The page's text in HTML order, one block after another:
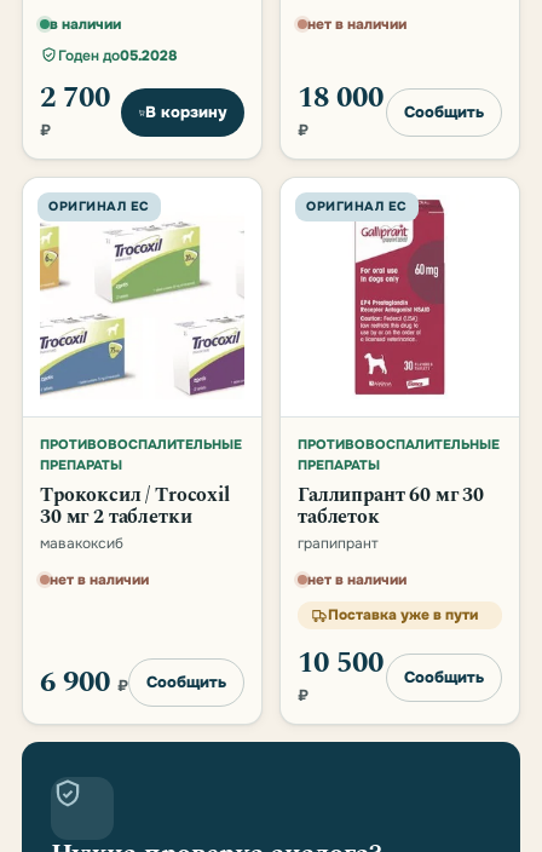
в наличии
Годен до05.2028
2 700
₽
В корзину
нет в наличии
18 000
₽
Сообщить
ОРИГИНАЛ ЕС
ПРОТИВОВОСПАЛИТЕЛЬНЫЕ
ПРЕПАРАТЫ
Трококсил / Trocoxil
30 мг 2 таблетки
мавакоксиб
нет в наличии
6 900 ₽ Сообщить
ОРИГИНАЛ ЕС
ПРОТИВОВОСПАЛИТЕЛЬНЫЕ
ПРЕПАРАТЫ
Галлипрант 60 мг 30
таблеток
грапипрант
нет в наличии
Поставка уже в пути
10 500
₽
Сообщить